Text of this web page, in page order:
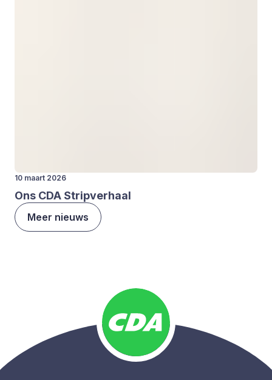
10 maart 2026
Ons CDA Strip­ver­haal
Meer nieuws